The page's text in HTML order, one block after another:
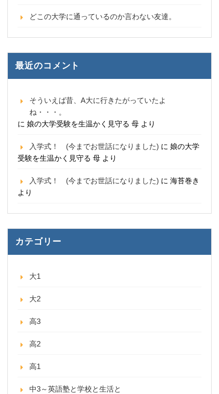
どこの大学に通っているのか言わない友達。
最近のコメント
そういえば昔、A大に行きたがっていたよ
ね・・・。
に 娘の大学受験を生温かく見守る 母 より
入学式！ (今までお世話になりました) に 娘の大学
受験を生温かく見守る 母 より
入学式！ (今までお世話になりました) に 海苔巻き
より
カテゴリー
大1
大2
高3
高2
高1
中3～英語塾と学校と生活と